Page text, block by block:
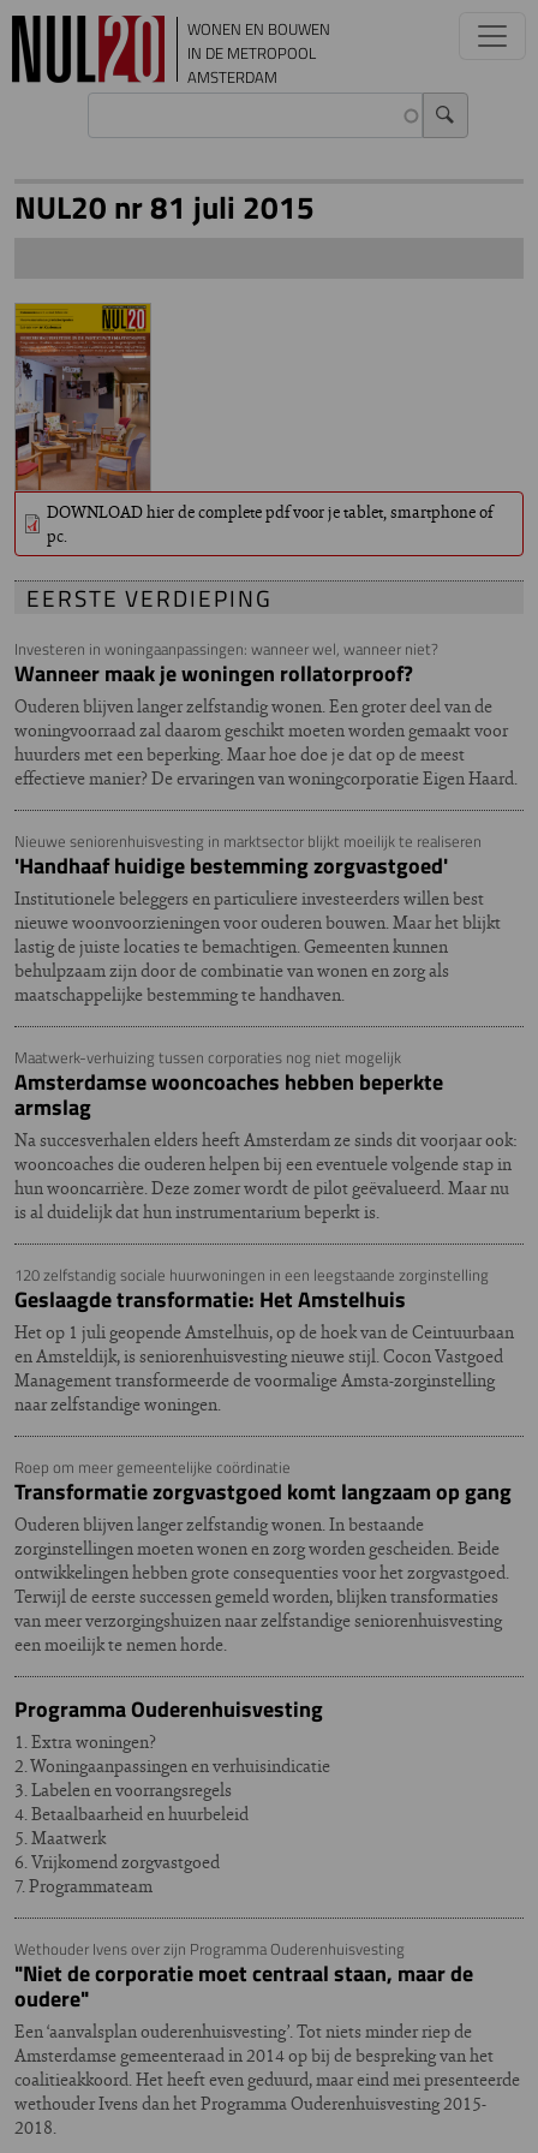
Overslaan en naar de inhoud gaan
WONEN EN BOUWEN
IN DE METROPOOL
AMSTERDAM
EERSTE VERDIEPING
Investeren in woningaanpassingen: wanneer wel, wanneer niet?
Wanneer maak je woningen rollatorproof?
Ouderen blijven langer zelfstandig wonen. Een groter deel van de
woningvoorraad zal daarom geschikt moeten worden gemaakt voor
huurders met een beperking. Maar hoe doe je dat op de meest
effectieve manier? De ervaringen van woningcorporatie Eigen Haard.
Nieuwe seniorenhuisvesting in marktsector blijkt moeilijk te realiseren
'Handhaaf huidige bestemming zorgvastgoed'
Institutionele beleggers en particuliere investeerders willen best
nieuwe woonvoorzieningen voor ouderen bouwen. Maar het blijkt
lastig de juiste locaties te bemachtigen. Gemeenten kunnen
behulpzaam zijn door de combinatie van wonen en zorg als
maatschappelijke bestemming te handhaven.
Maatwerk-verhuizing tussen corporaties nog niet mogelijk
Amsterdamse wooncoaches hebben beperkte
armslag
Na succesverhalen elders heeft Amsterdam ze sinds dit voorjaar ook:
wooncoaches die ouderen helpen bij een eventuele volgende stap in
hun wooncarrière. Deze zomer wordt de pilot geëvalueerd. Maar nu
is al duidelijk dat hun instrumentarium beperkt is.
120 zelfstandig sociale huurwoningen in een leegstaande zorginstelling
Geslaagde transformatie: Het Amstelhuis
Het op 1 juli geopende Amstelhuis, op de hoek van de Ceintuurbaan
en Amsteldijk, is seniorenhuisvesting nieuwe stijl. Cocon Vastgoed
Management transformeerde de voormalige Amsta-zorginstelling
naar zelfstandige woningen.
Roep om meer gemeentelijke coördinatie
Transformatie zorgvastgoed komt langzaam op gang
Ouderen blijven langer zelfstandig wonen. In bestaande
zorginstellingen moeten wonen en zorg worden gescheiden. Beide
ontwikkelingen hebben grote consequenties voor het zorgvastgoed.
Terwijl de eerste successen gemeld worden, blijken transformaties
van meer verzorgingshuizen naar zelfstandige seniorenhuisvesting
een moeilijk te nemen horde.
Programma Ouderenhuisvesting
1. Extra woningen?
2. Woningaanpassingen en verhuisindicatie
3. Labelen en voorrangsregels
4. Betaalbaarheid en huurbeleid
5. Maatwerk
6. Vrijkomend zorgvastgoed
7. Programmateam
Wethouder Ivens over zijn Programma Ouderenhuisvesting
"Niet de corporatie moet centraal staan, maar de
oudere"
Een ‘aanvalsplan ouderenhuisvesting’. Tot niets minder riep de
Amsterdamse gemeenteraad in 2014 op bij de bespreking van het
coalitieakkoord. Het heeft even geduurd, maar eind mei presenteerde
wethouder Ivens dan het Programma Ouderenhuisvesting 2015-
2018.
NUL20 nr 81 juli 2015
DOWNLOAD hier de complete pdf voor je tablet, smartphone of
pc.